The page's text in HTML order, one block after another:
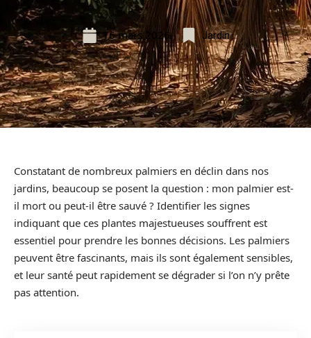
16 mars 2026 Jardin
Constatant de nombreux palmiers en déclin dans nos
jardins, beaucoup se posent la question : mon palmier est-
il mort ou peut-il être sauvé ? Identifier les signes
indiquant que ces plantes majestueuses souffrent est
essentiel pour prendre les bonnes décisions. Les palmiers
peuvent être fascinants, mais ils sont également sensibles,
et leur santé peut rapidement se dégrader si l’on n’y prête
pas attention.